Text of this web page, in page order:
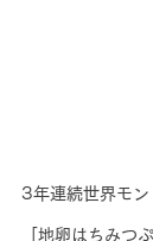
3年連続世界モ
「地卵はちみつ